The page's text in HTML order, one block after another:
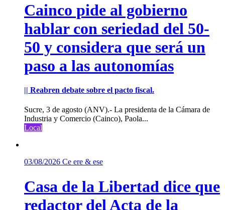
Cainco pide al gobierno
hablar con seriedad del 50-
50 y considera que será un
paso a las autonomías
|| Reabren debate sobre el pacto fiscal.
Sucre, 3 de agosto (ANV).- La presidenta de la Cámara de
Industria y Comercio (Cainco), Paola...
Local
03/08/2026 Ce ere & ese
Casa de la Libertad dice que
redactor del Acta de la